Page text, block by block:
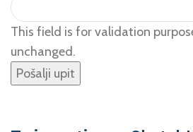
This field is for validation
unchanged.